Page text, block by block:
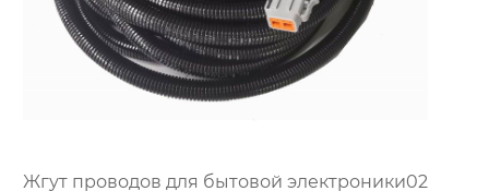
Жгут проводов для бытовой электроники02